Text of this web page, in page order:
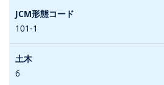
101-1
6